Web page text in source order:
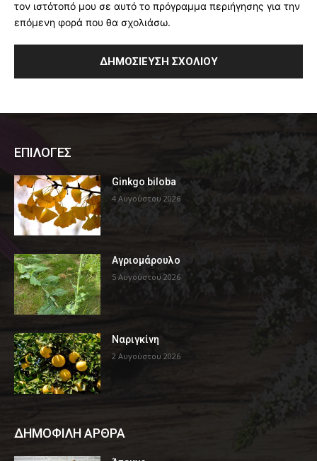
τον ιστότοπό μου σε αυτό το πρόγραμμα περιήγησης για την
επόμενη φορά που θα σχολιάσω.
ΕΠΙΛΟΓΕΣ
Ginkgo biloba
4 Αυγούστου 2026
Αγριομάρουλο
5 Αυγούστου 2026
Ναριγκίνη
2 Αυγούστου 2026
ΔΗΜΟΦΙΛΗ ΑΡΘΡΑ